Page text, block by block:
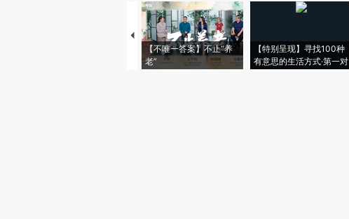
【不唯一答案】不止“养
老”
【特别呈现】寻找100种
有意思的生活方式·第一对